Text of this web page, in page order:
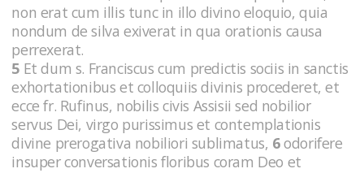
non erat cum illis tunc in illo divino eloquio, quia
nondum de silva exiverat in qua orationis causa
perrexerat.
5 Et dum s. Franciscus cum predictis sociis in sanctis
exhortationibus et colloquiis divinis procederet, et
ecce fr. Rufinus, nobilis civis Assisii sed nobilior
servus Dei, virgo purissimus et contemplationis
divine prerogativa nobiliori sublimatus, 6odorifere
insuper conversationis floribus coram Deo et